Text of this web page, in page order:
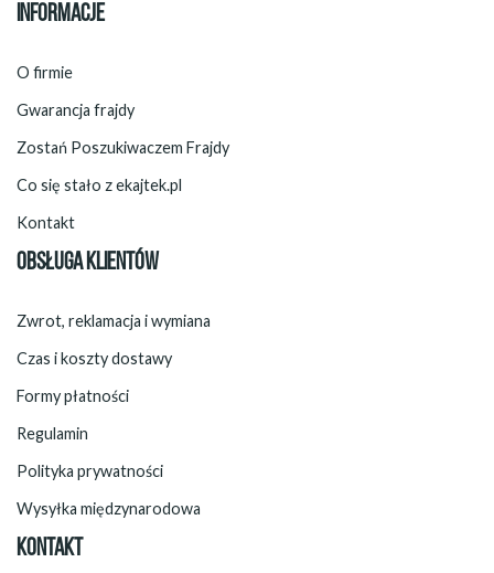
INFORMACJE
O firmie
Gwarancja frajdy
Zostań Poszukiwaczem Frajdy
Co się stało z ekajtek.pl
Kontakt
OBSŁUGA KLIENTÓW
Zwrot, reklamacja i wymiana
Czas i koszty dostawy
Formy płatności
Regulamin
Polityka prywatności
Wysyłka międzynarodowa
KONTAKT